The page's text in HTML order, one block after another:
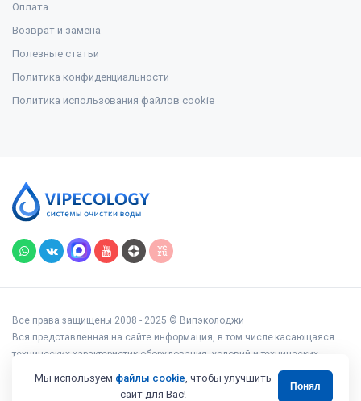
Оплата
Возврат и замена
Полезные статьи
Политика конфиденциальности
Политика использования файлов cookie
Все права защищены 2008 - 2025 © Випэколоджи
Вся представленная на сайте информация, в том числе касающаяся
технических характеристик оборудования, условий и технических
возможностей подключения, наличия на складе, стоимости товаров и
услуг, носит информационный характер и ни при каких условиях не
Мы используем файлы cookie, чтобы улучшить
сайт для Вас!
Понял